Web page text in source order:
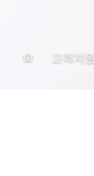
고객지원